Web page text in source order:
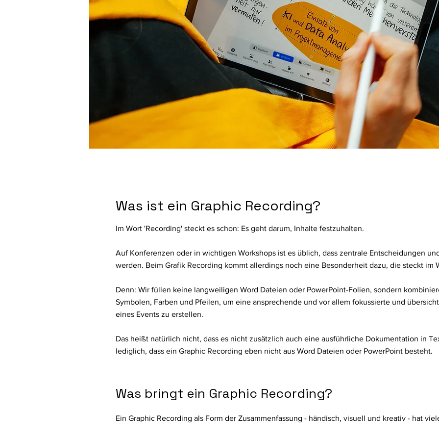
Was ist ein Graphic Recording?
Im Wort 'Recording' steckt es schon: Es geht darum, Inhalte festzuhalten.
Auf Konferenzen oder in wichtigen Workshops ist es üblich, dass zentrale Entscheidungen
werden. Beim Grafik Recording kommt allerdings noch eine Besonderheit dazu, die steckt im
Denn: Wir füllen keine langweiligen Word Dateien oder PowerPoint-Folien, sondern
Symbolen, Farben und Pfeilen, um eine ansprechende und vor allem fokussierte und
eines Events zu erstellen.
Das heißt natürlich nicht, dass es nicht zusätzlich auch eine ausführliche Dokumentation in
lediglich, dass ein Graphic Recording eben nicht aus Word Dateien oder PowerPoint besteht.
Was bringt ein Graphic Recording?
​Ein Graphic Recording als Form der Zusammenfassung - händisch, visuell und kreativ - hat